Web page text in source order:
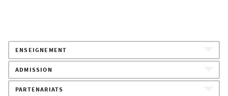
ENSEIGNEMENT
ADMISSION
PARTENARIATS